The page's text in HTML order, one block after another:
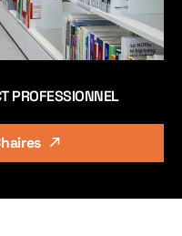
PROFESSIONNEL